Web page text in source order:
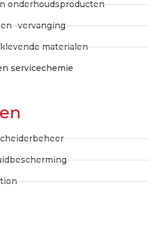
onderhoudsproducten
-vervanging
materialen
servicechemie